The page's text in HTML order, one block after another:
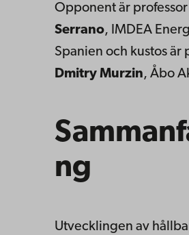
Opponent är professor
Serrano, IMDEA
Spanien och kustos är
Dmitry Murzin, Åbo
ng
Utvecklingen av